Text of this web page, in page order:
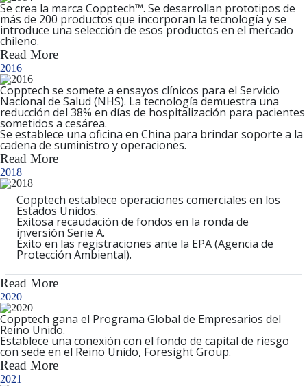
Se crea la marca Copptech™. Se desarrollan prototipos de
más de 200 productos que incorporan la tecnología y se
introduce una selección de esos productos en el mercado
chileno.
Read More
2016
Copptech se somete a ensayos clínicos para el Servicio
Nacional de Salud (NHS). La tecnología demuestra una
reducción del 38% en días de hospitalización para pacientes
sometidos a cesárea.
Se establece una oficina en China para brindar soporte a la
cadena de suministro y operaciones.
Read More
2018
Copptech establece operaciones comerciales en los
Estados Unidos.
Exitosa recaudación de fondos en la ronda de
inversión Serie A.
Éxito en las registraciones ante la EPA(Agencia de
Protección Ambiental).
Read More
2020
Copptech gana el Programa Global de Empresarios del
Reino Unido.
Establece una conexión con el fondo de capital de riesgo
con sede en el Reino Unido, Foresight Group.
Read More
2021